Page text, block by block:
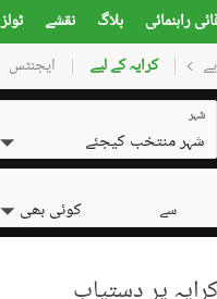
راہنمائی بلاگ نقشے ٹولز
گھر پلاٹس کمرشل کرایہ کے لیے ایجنٹس
شہر
شہر منتخب کیجئے
سے کوئی بھی